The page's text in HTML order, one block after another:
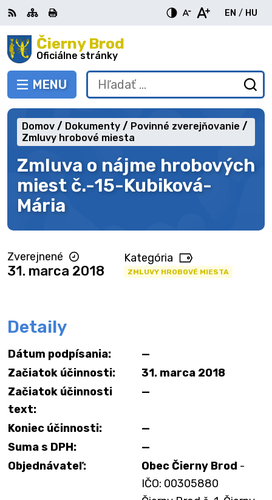
Preskočiť
na
obsah Čierny Brod
Oficiálne stránky
PREPNÚŤ
MENU
RSS MapaTlačiť
EN
English
/ HU
Hľadať:
Zmluva o nájme hrobových
miest č.-15-Kubiková-
Mária
Domov Dokumenty
Povinné zverejňovanie
Zmluvy hrobové miesta
Zverejnené
31. marca 2018
Kategória
ZMLUVY HROBOVÉ MIESTA
Detaily
Dátum podpísania:
—
Začiatok účinnosti:
31. marca 2018
Začiatok účinnosti
text:
—
Koniec účinnosti:
—
Suma s DPH:
—
Objednávateľ:
Obec Čierny Brod -
IČO: 00305880